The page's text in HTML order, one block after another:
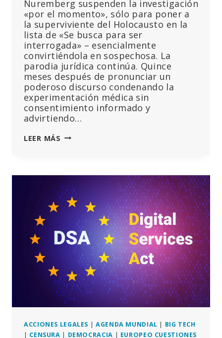
Nuremberg suspenden la investigación
«por el momento», sólo para poner a
la superviviente del Holocausto en la
lista de «Se busca para ser
interrogada» – esencialmente
convirtiéndola en sospechosa. La
parodia jurídica continúa. Quince
meses después de pronunciar un
poderoso discurso condenando la
experimentación médica sin
consentimiento informado y
advirtiendo…
LEER MÁS VERA
SHOA,
«BUSCADA»
POR
FISCALÍA
ALEMANA
TRAS
DECIR
LA
VERDAD
ANTE
EL
ACCIONES LEGALES | AGENDA MUNDIAL | BIG TECH
| CENSURA | DEMOCRACIA | EUROPEO CUESTIONES